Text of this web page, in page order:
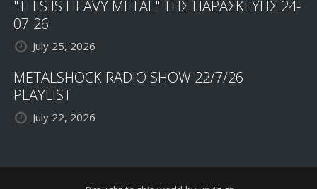
"THIS IS HEAVY METAL" ΤΗΣ ΠΑΡΑΣΚΕΥΗΣ 24-
07-26
July 25, 2026
METALSHOCK RADIO SHOW 22/7/26
PLAYLIST
July 22, 2026